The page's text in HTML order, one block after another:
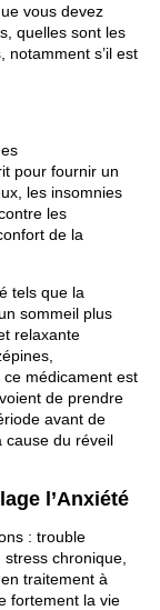
vous devez
quelles sont les
notamment s’il est
pour fournir un
les insomnies
les
de la
tels que la
sommeil plus
relaxante
ce médicament est
de prendre
avant de
cause du réveil
l’Anxiété
: trouble
chronique,
traitement à
fortement la vie